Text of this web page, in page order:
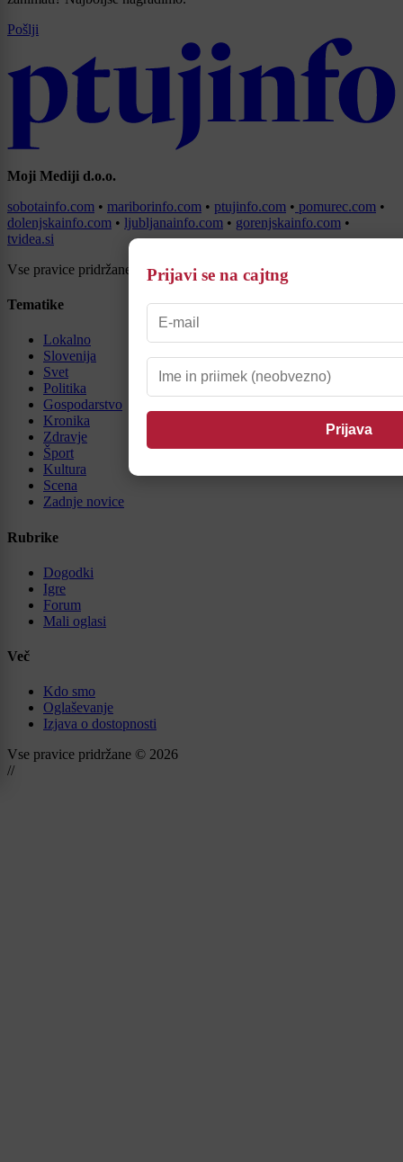
Pošlji
Moji Mediji d.o.o.
sobotainfo.com • mariborinfo.com • ptujinfo.com • pomurec.com •
dolenjskainfo.com • ljubljanainfo.com • gorenjskainfo.com •
tvidea.si
Vse pravice pridržane © 2026
Tematike
Lokalno
Slovenija
Svet
Politika
Gospodarstvo
Kronika
Zdravje
Šport
Kultura
Scena
Zadnje novice
Rubrike
Dogodki
Igre
Forum
Mali oglasi
Več
Kdo smo
Oglaševanje
Izjava o dostopnosti
Vse pravice pridržane © 2026
//
Prijavi se na cajtng